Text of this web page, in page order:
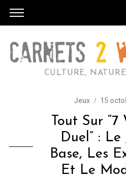
CULTURE,
Jeux 15
Tout Sur “7
Duel” : Le
Base, Les
Et Le